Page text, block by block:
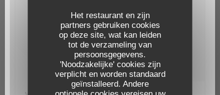
Het restaurant en zijn
partners gebruiken cookies
op deze site, wat kan leiden
tot de verzameling van
persoonsgegevens.
'Noodzakelijke' cookies zijn
verplicht en worden standaard
geïnstalleerd. Andere